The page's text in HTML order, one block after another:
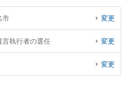
士法人フォースクエア法律事務所 海老名オ
法律事務所の篠田 大地弁護士のプロフィー
績豊富な近くの弁護士を検索したい』『初
律相談できる海老名市内の弁護士に相談予
んにおすすめです。
市 変更
言執行者の選任 変更
変更